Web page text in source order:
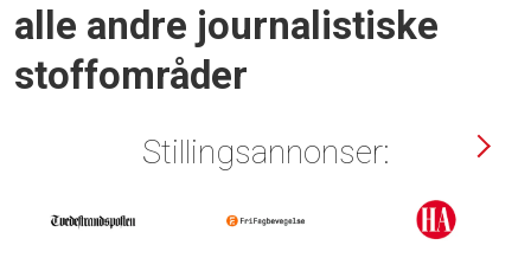
alle andre journalistiske
stoffområder
Stillingsannonser: